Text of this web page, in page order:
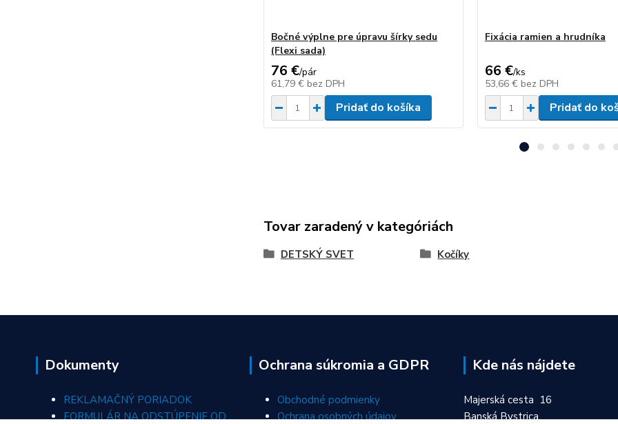
Bočné výplne pre úpravu šírky sedu
(Flexi sada)
76 €/pár
61,79 € bez DPH
Pridať do košíka
Fixácia ramien a hrudníka
66 €/ks
53,66 € bez DPH
Pridať do
Tovar zaradený v kategóriách
DETSKÝ SVET Kočíky
Dokumenty
REKLAMAČNÝ PORIADOK
FORMULÁR NA ODSTÚPENIE OD
Ochrana súkromia a GDPR
Obchodné podmienky
Ochrana osobných údajov
Kde nás nájdete
Majerská cesta 16
Banská Bystrica